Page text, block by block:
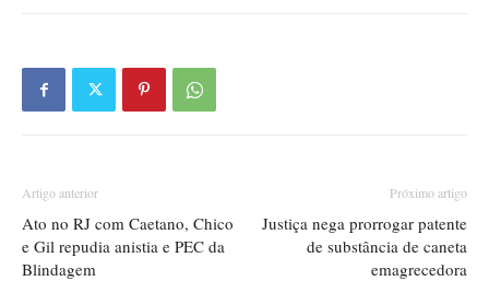
Artigo anterior
Ato no RJ com Caetano, Chico
e Gil repudia anistia e PEC da
Blindagem
Próximo artigo
Justiça nega prorrogar patente
de substância de caneta
emagrecedora